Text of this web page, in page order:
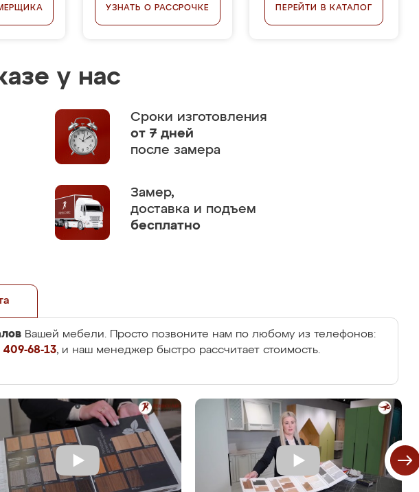
УЗНАТЬ О РАССРОЧКЕ ПЕРЕЙТИ В КАТАЛОГ
у нас
Сроки изготовления
от 7 дней
после замера
Замер,
доставка и подъем
бесплатно
Вашей мебели. Просто позвоните нам по любому из телефонов:
409-68-13, и наш менеджер быстро рассчитает стоимость.